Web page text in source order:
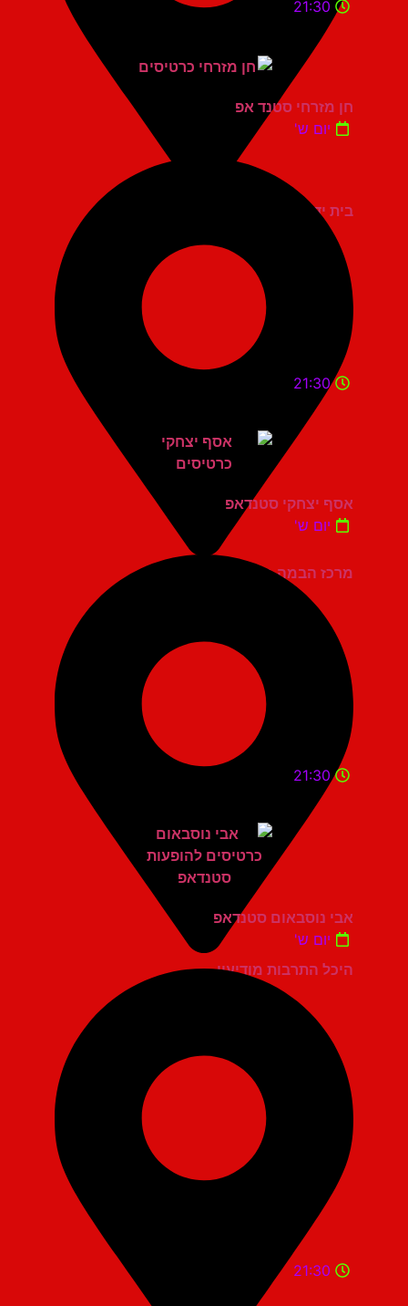
בית יד לבנים אשדוד
21:30
חן מזרחי סטנד אפ
יום ש'
מרכז הבמה גני תקווה
21:30
אסף יצחקי סטנדאפ
יום ש'
היכל התרבות מודיעין
21:30
אבי נוסבאום סטנדאפ
יום ש'
21:30